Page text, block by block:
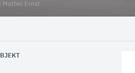
Matteo Ernst